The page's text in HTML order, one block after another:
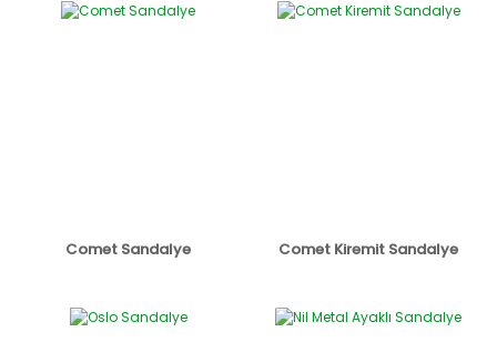
Comet Sandalye Comet Kiremit Sandalye